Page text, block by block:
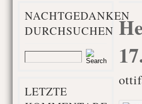
NACHTGEDANKEN
DURCHSUCHEN
LETZTE